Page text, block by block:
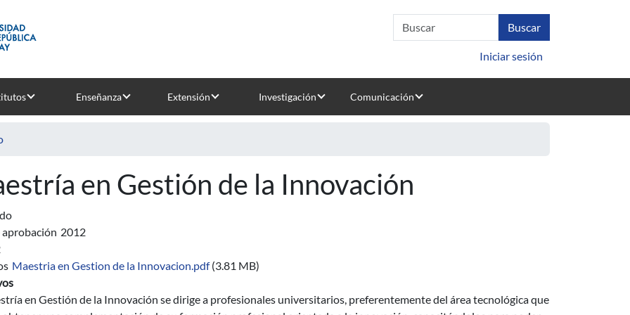
Iniciar sesión
Enseñanza Extensión Investigación Comunicación
en Gestión de la Innovación
2012
Maestria en Gestion de la Innovacion.pdf (3.81 MB)
en Gestión de la Innovación se dirige a profesionales universitarios, preferentemente del área tecnológica que